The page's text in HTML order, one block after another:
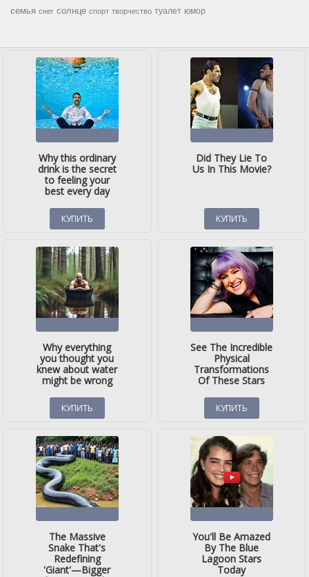
семья снег солнце спорт творчество туалет юмор